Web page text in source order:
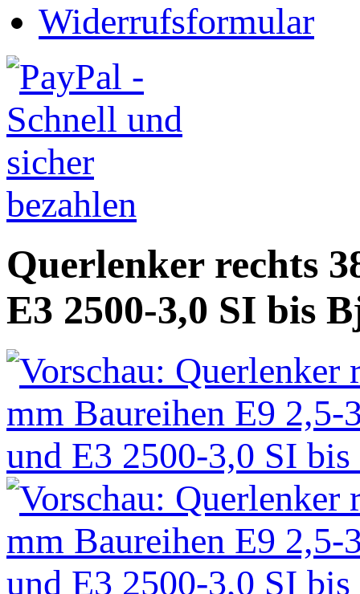
Widerrufsformular
Querlenker rechts
E3 2500-3,0 SI bis